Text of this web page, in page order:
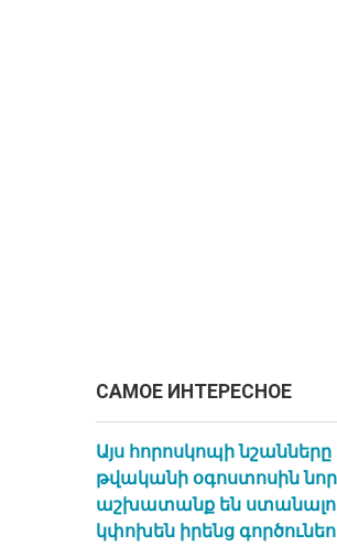
САМОЕ ИНТЕРЕСНОЕ
Այս հորոսկոպի նշանները
թվականի օգոստոսին նոր
աշխատանք են
կփոխեն իրենց